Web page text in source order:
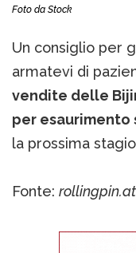
Foto da Stock
Un consiglio per
armatevi di
vendite delle
per esaurimento
la prossima
Fonte: rollingpin.at